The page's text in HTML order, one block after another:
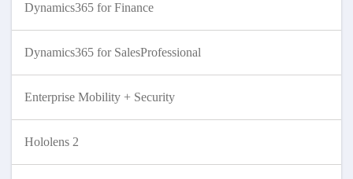
Dynamics365 for Finance
Dynamics365 for SalesProfessional
Enterprise Mobility + Security
Hololens 2